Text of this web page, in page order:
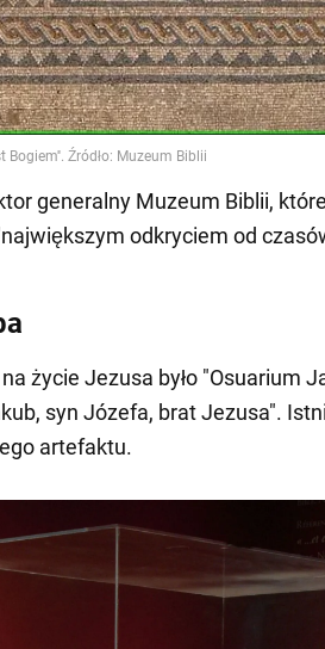
generalny Muzeum Biblii,
odkryciem od
życie Jezusa było "Osuarium
syn Józefa, brat Jezusa".
artefaktu.